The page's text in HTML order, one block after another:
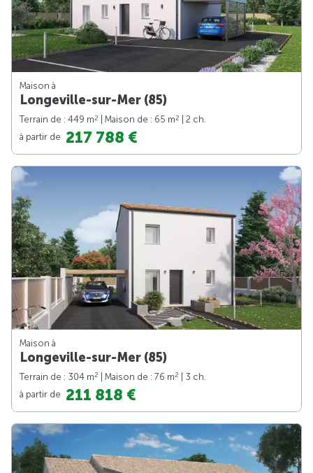
Maison à
Longeville-sur-Mer (85)
Terrain de : 449 m2 | Maison de : 65 m2
| 2 ch.
à partir de 217 788 €
Maison à
Longeville-sur-Mer (85)
Terrain de : 304 m2 | Maison de : 76 m2
| 3 ch.
à partir de 211 818 €